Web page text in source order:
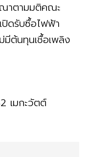
ณาตามมติคณะ
ปิดรับซื้อไฟฟ้า
มีต้นทุนเชื้อเพลิง
เมกะวัตต์